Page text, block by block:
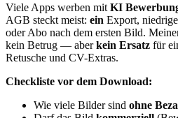
Viele Apps werben mit KI
AGB steckt meist: ein Export,
oder Abo nach dem ersten Bild.
kein Betrug — aberkein Ersatz für
Retusche und CV-Extras.
Checkliste vor dem Download:
Wie viele Bilder sind ohne